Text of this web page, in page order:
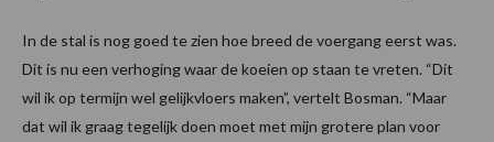
In de stal is nog goed te zien hoe breed de voergang eerst was.
Dit is nu een verhoging waar de koeien op staan te vreten. “Dit
wil ik op termijn wel gelijkvloers maken”, vertelt Bosman. “Maar
dat wil ik graag tegelijk doen moet met mijn grotere plan voor